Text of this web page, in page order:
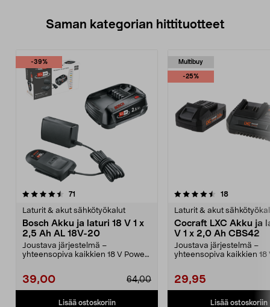
Saman kategorian hittituotteet
-39%
71
Laturit & akut sähkötyökalut
Bosch Akku ja laturi 18 V 1 x
2,5 Ah AL 18V-20
Joustava järjestelmä –
yhteensopiva kaikkien 18 V Power
39,00 64,00
Lisää ostoskoriin
Multibuy
-25%
4.5 viidestä
18arvostelut
Laturit & akut
Cocraft LXC Akku ja
V 1 x 2,0 Ah CBS42
Joustava järjestelmä –
yhteensopiva kaikkien 18
29,95
Lisää ostoskoriin
4.5 viidestä